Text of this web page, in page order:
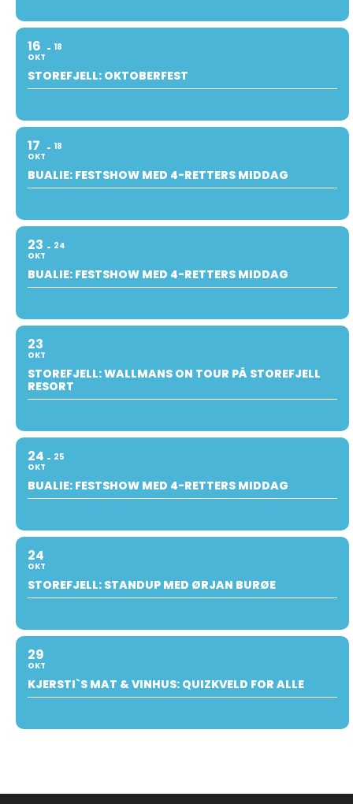
16
OKT
18
STOREFJELL: OKTOBERFEST
17
OKT
18
BUALIE: FESTSHOW MED 4-RETTERS MIDDAG
23
OKT
24
BUALIE: FESTSHOW MED 4-RETTERS MIDDAG
23
OKT
STOREFJELL: WALLMANS ON TOUR PÅ STOREFJELL
RESORT
24
OKT
25
BUALIE: FESTSHOW MED 4-RETTERS MIDDAG
24
OKT
STOREFJELL: STANDUP MED ØRJAN BURØE
29
OKT
KJERSTI`S MAT & VINHUS: QUIZKVELD FOR ALLE